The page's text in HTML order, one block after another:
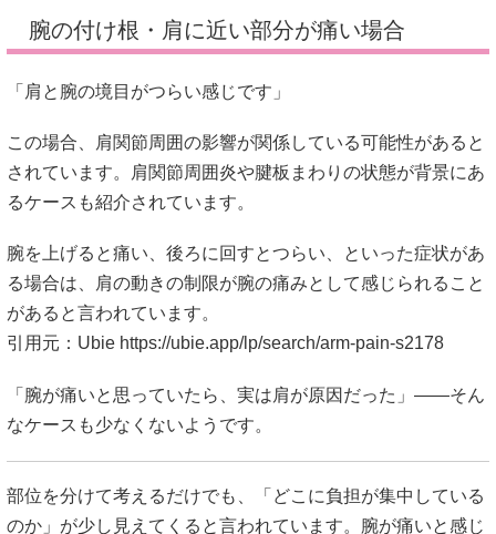
腕の付け根・肩に近い部分が痛い場合
「肩と腕の境目がつらい感じです」
この場合、肩関節周囲の影響が関係している可能性があると
されています。肩関節周囲炎や腱板まわりの状態が背景にあ
るケースも紹介されています。
腕を上げると痛い、後ろに回すとつらい、といった症状があ
る場合は、肩の動きの制限が腕の痛みとして感じられること
があると言われています。
引用元：Ubie https://ubie.app/lp/search/arm-pain-s2178
「腕が痛いと思っていたら、実は肩が原因だった」――そん
なケースも少なくないようです。
部位を分けて考えるだけでも、「どこに負担が集中している
のか」が少し見えてくると言われています。腕が痛いと感じ